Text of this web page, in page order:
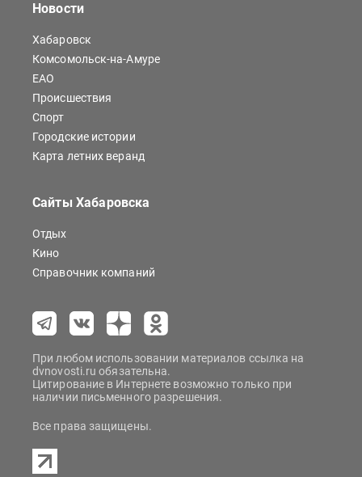
Новости
Хабаровск
Комсомольск-на-Амуре
ЕАО
Происшествия
Спорт
Городские истории
Карта летних веранд
Сайты Хабаровска
Отдых
Кино
Справочник компаний
При любом использовании материалов ссылка на
dvnovosti.ru обязательна.
Цитирование в Интернете возможно только при
наличии письменного разрешения.
Все права защищены.